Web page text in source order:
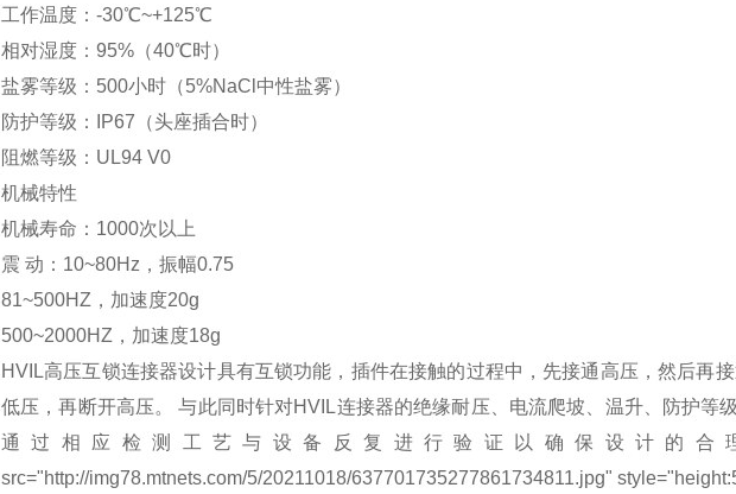
工作温度：-30℃~+125℃
相对湿度：95%（40℃时）
盐雾等级：500小时（5%NaCl中性盐雾）
防护等级：IP67（头座插合时）
阻燃等级：UL94 V0
机械特性
机械寿命：1000次以上
震 动：10~80Hz，振幅0.75
81~500HZ，加速度20g
500~2000HZ，加速度18g
HVIL高压互锁连接器设计具有互锁功能，插件在接触的过程中，先接通高压，然后再
低压，再断开高压。 与此同时针对HVIL连接器的绝缘耐压、电流爬坡、温升、防护等
通过相应检测工艺与设备反复进行验证以确保设计的合
src="http://img78.mtnets.com/5/20211018/637701735277861734811.jpg"